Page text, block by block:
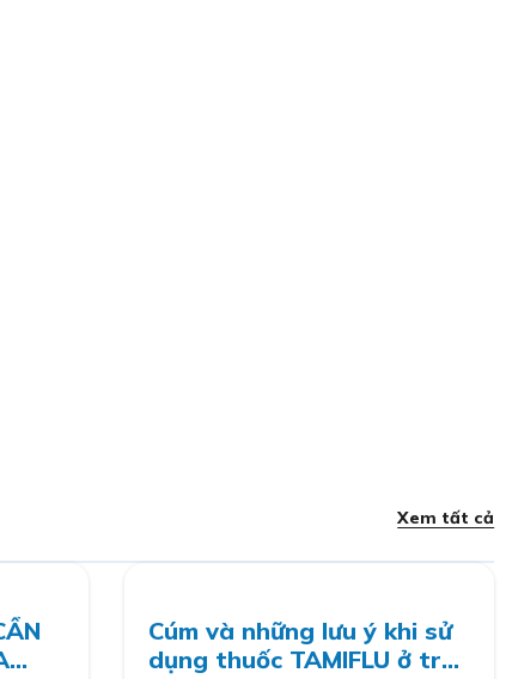
Xem tất cả
Cúm và những lưu ý khi sử
dụng thuốc TAMIFLU ở trẻ